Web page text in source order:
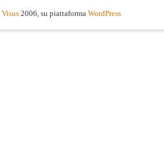
Visus 2006, su piattaforma WordPress